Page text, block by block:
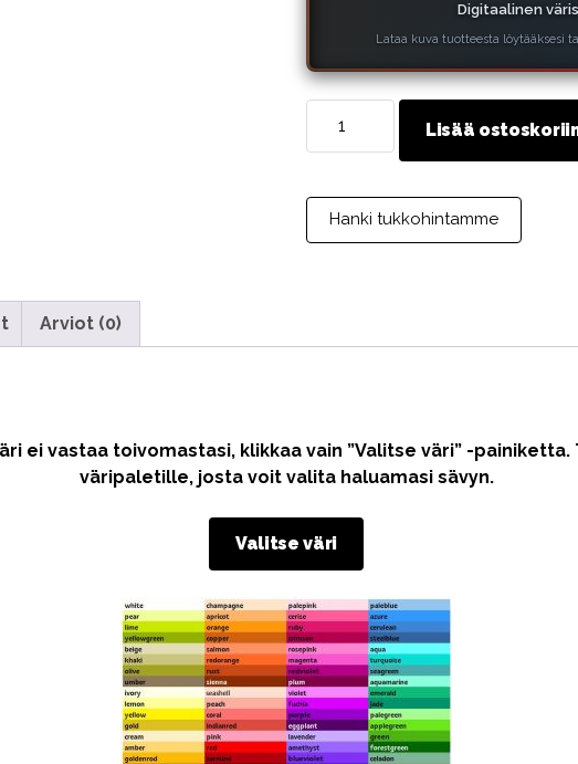
Digitaalinen
Lataa kuva tuotteesta löytääksesi
VALMISTETTU]
nahanhoitotuote
Lisää
Hanki tukkohintamme
Arviot (0)
ei vastaa toivomastasi, klikkaa vain ”Valitse väri” -painiketta.
väripaletille, josta voit valita haluamasi sävyn.
Valitse väri